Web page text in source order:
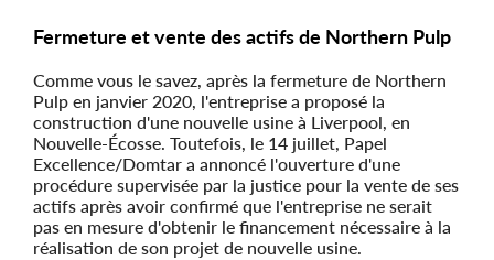
Fermeture et vente des actifs de Northern Pulp
Comme vous le savez, après la fermeture de Northern
Pulp en janvier 2020, l'entreprise a proposé la
construction d'une nouvelle usine à Liverpool, en
Nouvelle-Écosse. Toutefois, le 14 juillet, Papel
Excellence/Domtar a annoncé l'ouverture d'une
procédure supervisée par la justice pour la vente de ses
actifs après avoir confirmé que l'entreprise ne serait
pas en mesure d'obtenir le financement nécessaire à la
réalisation de son projet de nouvelle usine.